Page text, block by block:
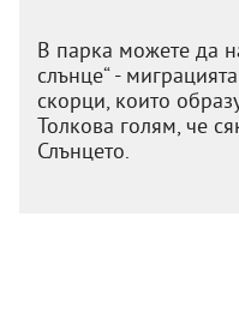
В парка можете да
слънце“ -
скорци, които
Толкова голям, че
Слънцето.